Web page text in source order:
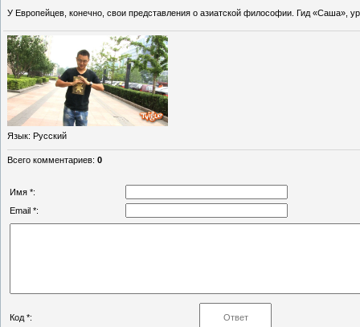
У Европейцев, конечно, свои представления о азиатской философии. Гид «Саша»,
Язык: Русский
Всего комментариев: 0
Имя *:
Email *:
Код *: